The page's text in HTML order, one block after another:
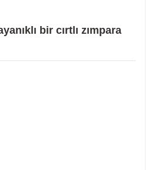
bir cırtlı zımpara